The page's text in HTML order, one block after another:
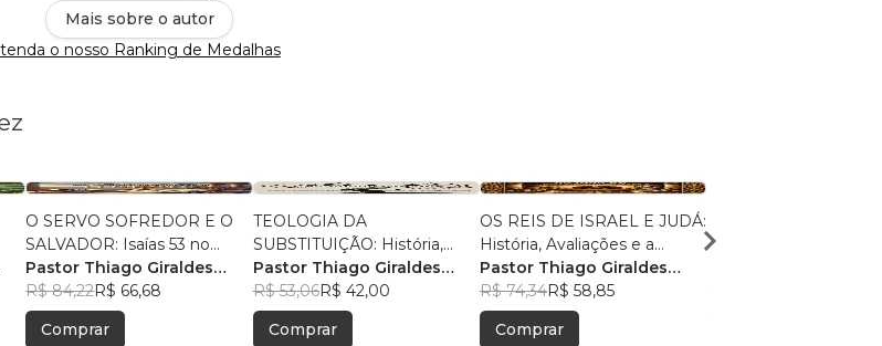
Mais sobre o autor
o nosso Ranking de Medalhas
O SERVO SOFREDOR E O
SALVADOR: Isaías 53 no
Novo Testamento
Pastor Thiago Giraldes
Sanchez
R$ 84,22R$ 66,68
Comprar
TEOLOGIA DA
SUBSTITUIÇÃO: História,
Reflexos e Desafios à Luz
das Escrituras e do
Cumprimento Profético
Pastor Thiago Giraldes
Sanchez
R$ 53,06R$ 42,00
Comprar
OS REIS DE ISRAEL E JUDÁ:
História, Avaliações e a
Soberania de YHWH
Pastor Thiago Giraldes
Sanchez
R$ 74,34R$ 58,85
Comprar
REFINADA: Uma